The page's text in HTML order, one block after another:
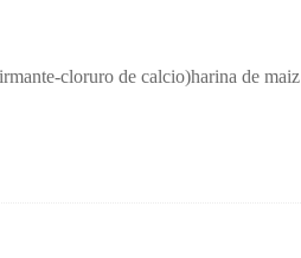
cloruro de calcio)harina de maiz